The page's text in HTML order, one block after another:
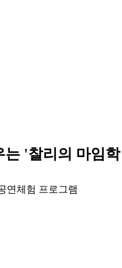
는 '찰리의 마임학
연체험 프로그램